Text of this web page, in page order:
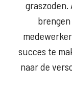
graszoden.
succes te
naar de